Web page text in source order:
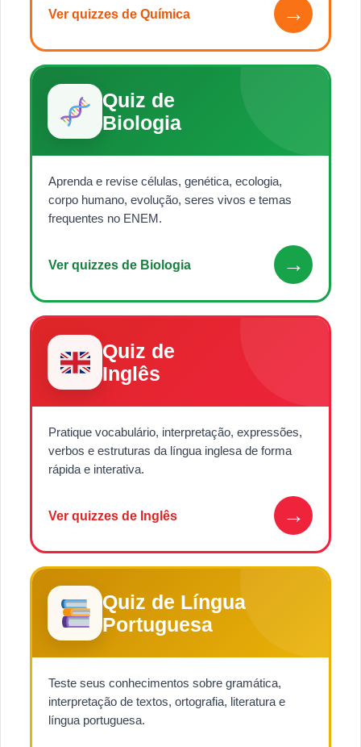
Ver quizzes de Química →
Quiz de
Biologia
Aprenda e revise células, genética, ecologia,
corpo humano, evolução, seres vivos e temas
frequentes no ENEM.
Ver quizzes de Biologia →
Quiz de
Inglês
Pratique vocabulário, interpretação, expressões,
verbos e estruturas da língua inglesa de forma
rápida e interativa.
Ver quizzes de Inglês →
Quiz de Língua
Portuguesa
Teste seus conhecimentos sobre gramática,
interpretação de textos, ortografia, literatura e
língua portuguesa.